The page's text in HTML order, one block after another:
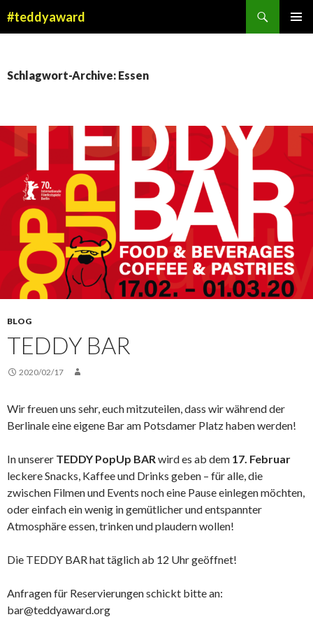
#teddyaward
Schlagwort-Archive: Essen
BLOG
TEDDY BAR
2020/02/17
Wir freuen uns sehr, euch mitzuteilen, dass wir während der
Berlinale eine eigene Bar am Potsdamer Platz haben werden!
In unserer TEDDY PopUp BARwird es ab dem 17. Februar
leckere Snacks, Kaffee und Drinks geben – für alle, die
zwischen Filmen und Events noch eine Pause einlegen möchten,
oder einfach ein wenig in gemütlicher und entspannter
Atmosphäre essen, trinken und plaudern wollen!
Die TEDDY BAR hat täglich ab 12 Uhr geöffnet!
Anfragen für Reservierungen schickt bitte an:
bar@teddyaward.org